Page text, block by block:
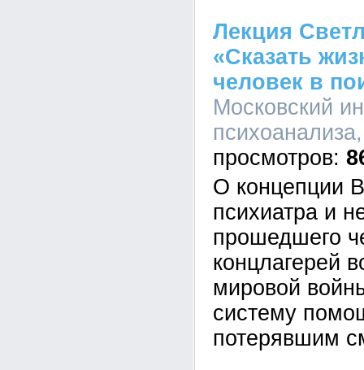
Лекция
«Сказать
человек в
Московский
О концепции
психиатра и
прошедшего
концлагерей
мировой
систему
потерявшим